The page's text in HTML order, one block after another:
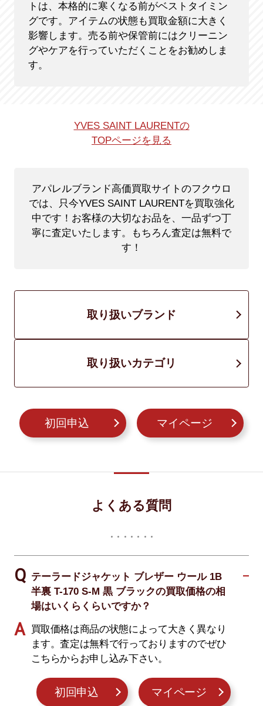
トは、本格的に寒くなる前がベストタイミン
グです。アイテムの状態も買取金額に大きく
影響します。売る前や保管前にはクリーニン
グやケアを行っていただくことをお勧めしま
す。
YVES SAINT LAURENTの
TOPページを見る
アパレルブランド高価買取サイトのフクウロ
では、只今YVES SAINT LAURENTを買取強化
中です！ お客様の大切なお品を、一品ずつ丁
寧に査定いたします。もちろん査定は無料で
す！
取り扱いブランド
取り扱いカテゴリ
初回申込 マイページ
よくある質問
テーラードジャケット ブレザー ウール 1B
半裏 T-170 S-M 黒 ブラックの買取価格の相
場はいくらくらいですか？
買取価格は商品の状態によって大きく異なり
ます。査定は無料で行っておりますのでぜひ
こちらからお申し込み下さい。
初回申込 マイページ